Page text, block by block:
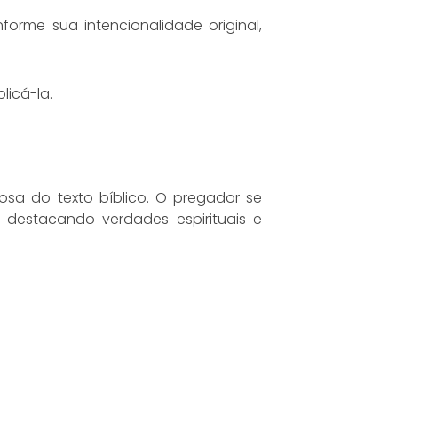
sua intencionalidade original,
la.
do texto bíblico. O pregador se
verdades espirituais e